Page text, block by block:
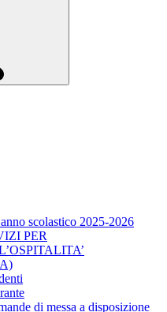
scolastico 2025-2026
PER
di messa a disposizione